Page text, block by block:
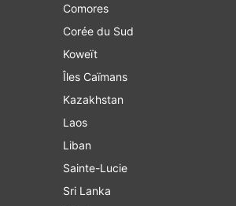
Comores
Corée du Sud
Koweït
Îles Caïmans
Kazakhstan
Laos
Liban
Sainte-Lucie
Sri Lanka